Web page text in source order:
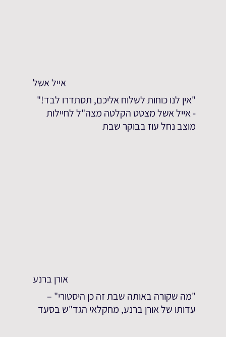
אייל אשל
"אין לנו כוחות לשלוח אליכם, תסתדרו לבד!"
- אייל אשל מצטט הקלטה מצה"ל לחיילות
מוצב נחל עוז בבוקר שבת
אורן ברנע
"מה שקורה באותה שבת זה כן היסטורי" –
עדותו של אורן ברנע, מחקלאי הגד"ש בסעד